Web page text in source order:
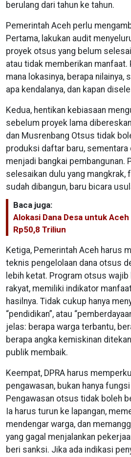
berulang dari tahun ke tahun.
Pemerintah Aceh perlu
Pertama, lakukan audit
proyek otsus yang belum
atau tidak memberikan manfaat.
mana lokasinya, berapa nilainya,
apa kendalanya, dan kapan
Kedua, hentikan kebiasaan
sebelum proyek lama
dan Musrenbang Otsus tidak
produksi daftar baru, sementara
menjadi bangkai pembangunan.
selesaikan dulu yang mangkrak,
sudah dibangun, baru bicara
Baca juga:
Alokasi Dana Desa untuk
Rp50,8 Triliun
Ketiga, Pemerintah Aceh harus
teknis pengelolaan dana otsus
lebih ketat. Program otsus
rakyat, memiliki indikator
hasilnya. Tidak cukup hanya
“pendidikan”, atau
jelas: berapa warga terbantu,
berapa angka kemiskinan
publik membaik.
Keempat, DPRA harus
pengawasan, bukan hanya
Pengawasan otsus tidak boleh
Ia harus turun ke lapangan,
mendengar warga, dan
yang gagal menjalankan
beri sanksi. Jika ada indikasi